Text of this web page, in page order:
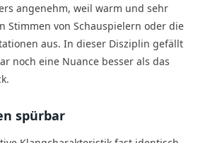
angenehm, weil warm und sehr
Stimmen von Schauspielern oder die
aus. In dieser Disziplin gefällt
noch eine Nuance besser als das
spürbar